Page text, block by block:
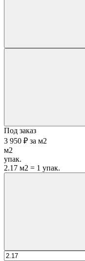
Под заказ
3 950 ₽ за м2
м2
упак.
2.17 м2 = 1 упак.